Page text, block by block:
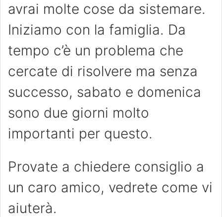
avrai molte cose da sistemare.
Iniziamo con la famiglia. Da
tempo c’è un problema che
cercate di risolvere ma senza
successo, sabato e domenica
sono due giorni molto
importanti per questo.
Provate a chiedere consiglio a
un caro amico, vedrete come vi
aiuterà.